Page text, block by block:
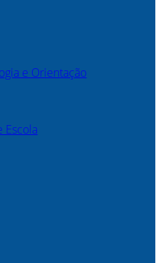
e Orientação
Escola